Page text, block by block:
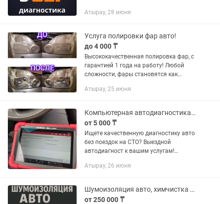
Атырау, 28 июня
Услуга полировки фар авто!
до 4 000 ₸
Высококачественная полировка фар, с
гарантией 1 года на работу! Любой
сложности, фары становятся как
материалы и эффективный подход к
Атырау, 25 июня
Компьютерная автодиагностика с выездом / Профессиональный сканер
от 5 000 ₸
Ищете качественную диагностику авто
без поездок на СТО? Выездной
автодиагност к вашим услугам!
города. Работаю профессиональным
дилерского уровня...
Атырау, 26 июня
Шумоизоляция авто, химчистка в подарок!
от 250 000 ₸